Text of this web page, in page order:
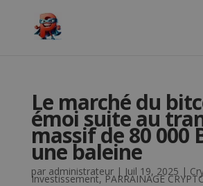
Le marché du
émoi suite au
massif de 80 000
une baleine
par administrateur| Juil 19, 2025 |
Investissement,PARRAINAGE